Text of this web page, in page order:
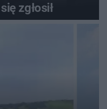
zgłosił